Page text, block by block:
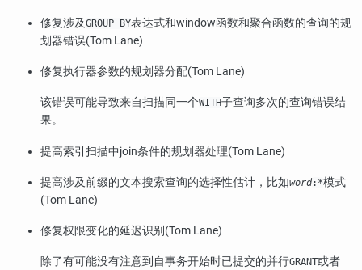
修复涉及GROUP BY表达式和window函数和聚合函数的查询的规
划器错误(Tom Lane)
修复执行器参数的规划器分配(Tom Lane)
该错误可能导致来自扫描同一个WITH子查询多次的查询错误结
果。
提高索引扫描中join条件的规划器处理(Tom Lane)
提高涉及前缀的文本搜索查询的选择性估计，比如word:*模式
(Tom Lane)
修复权限变化的延迟识别(Tom Lane)
除了有可能没有注意到自事务开始时已提交的并行GRANT或者